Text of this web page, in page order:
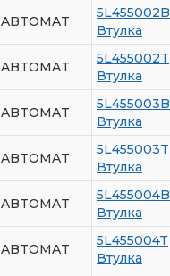
ABTOMAT
5L455002B
Втулка
ABTOMAT
5L455002T
Втулка
ABTOMAT
5L455003B
Втулка
ABTOMAT
5L455003T
Втулка
ABTOMAT
5L455004B
Втулка
ABTOMAT
5L455004T
Втулка